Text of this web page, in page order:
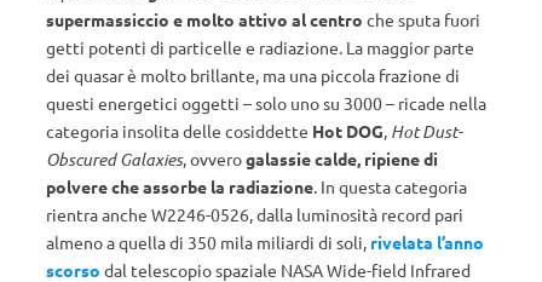
supermassiccio e molto attivo al centro che sputa fuori
getti potenti di particelle e radiazione. La maggior parte
dei quasar è molto brillante, ma una piccola frazione di
questi energetici oggetti – solo uno su 3000 – ricade nella
categoria insolita delle cosiddette Hot DOG, Hot Dust-
Obscured Galaxies, ovverogalassie calde, ripiene di
polvere che assorbe la radiazione. In questa categoria
rientra anche W2246-0526, dalla luminosità record pari
almeno a quella di 350 mila miliardi di soli, rivelata l’anno
scorso dal telescopio spaziale NASA Wide-field Infrared